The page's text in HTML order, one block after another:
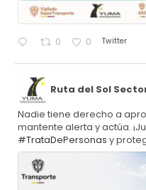
0 0 Twitter
Ruta del Sol
Nadie tiene derecho a
mantente alerta y actúa.
#TrataDePersonas y